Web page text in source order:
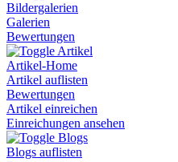
Bildergalerien
Galerien
Bewertungen
Artikel
Artikel-Home
Artikel auflisten
Bewertungen
Artikel einreichen
Einreichungen ansehen
Blogs
Blogs auflisten